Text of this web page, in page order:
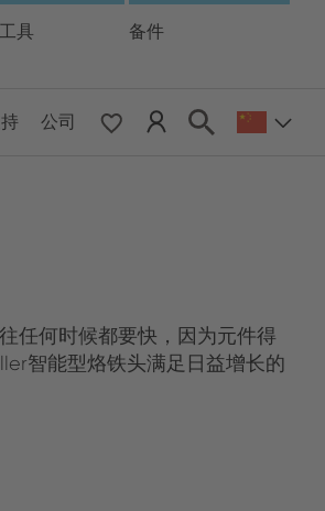
具 备件
公司
任何时候都要快，因为元件得
智能型烙铁头满足日益增长的